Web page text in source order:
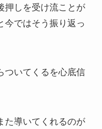
しを受け流ことが
今ではそう振り返っ
いてくるを心底信
た導いてくれるのが